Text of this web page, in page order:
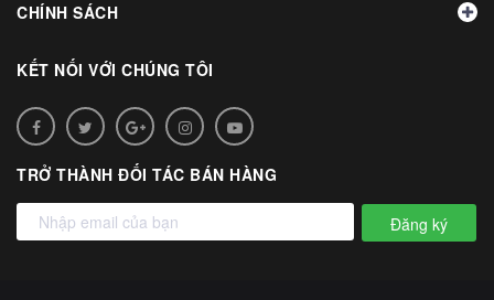
CHÍNH SÁCH
KẾT NỐI VỚI CHÚNG TÔI
TRỞ THÀNH ĐỐI TÁC BÁN HÀNG
Đăng ký